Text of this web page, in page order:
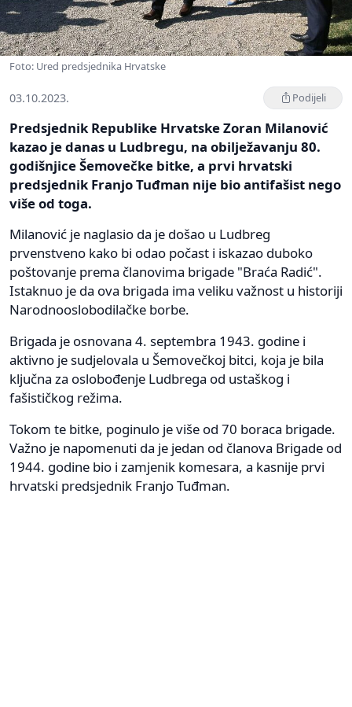
Foto: Ured predsjednika Hrvatske
03.10.2023. Podijeli
Predsjednik Republike Hrvatske Zoran Milanović
kazao je danas u Ludbregu, na obilježavanju 80.
godišnjice Šemovečke bitke, a prvi hrvatski
predsjednik Franjo Tuđman nije bio antifašist nego
više od toga.
Milanović je naglasio da je došao u Ludbreg
prvenstveno kako bi odao počast i iskazao duboko
poštovanje prema članovima brigade "Braća Radić".
Istaknuo je da ova brigada ima veliku važnost u historiji
Narodnooslobodilačke borbe.
Brigada je osnovana 4. septembra 1943. godine i
aktivno je sudjelovala u Šemovečkoj bitci, koja je bila
ključna za oslobođenje Ludbrega od ustaškog i
fašističkog režima.
Tokom te bitke, poginulo je više od 70 boraca brigade.
Važno je napomenuti da je jedan od članova Brigade od
1944. godine bio i zamjenik komesara, a kasnije prvi
hrvatski predsjednik Franjo Tuđman.